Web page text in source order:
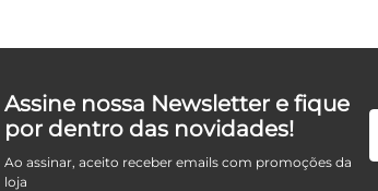
Assine nossa Newsletter e fique
por dentro das novidades!
Ao assinar, aceito receber emails com promoções da
loja